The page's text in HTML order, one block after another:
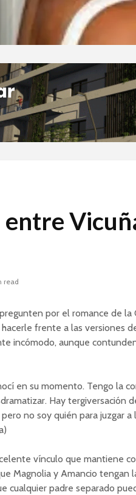
read
por el romance de la
frente a las versiones
incómodo, aunque
en su momento. Tengo la
Hay tergiversación
no soy quién para juzgar a
vínculo que mantiene
Magnolia y Amancio tengan
cualquier padre separado